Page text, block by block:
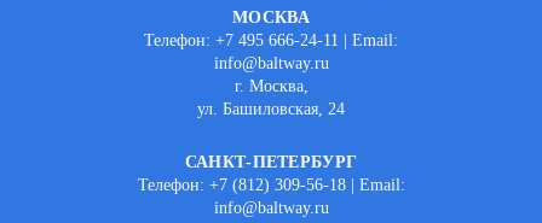
МОСКВА
Телефон: +7 495 666-24-11 | Email:
info@baltway.ru
г. Москва,
ул. Башиловская, 24
САНКТ-ПЕТЕРБУРГ
Телефон: +7 (812) 309-56-18 | Email:
info@baltway.ru